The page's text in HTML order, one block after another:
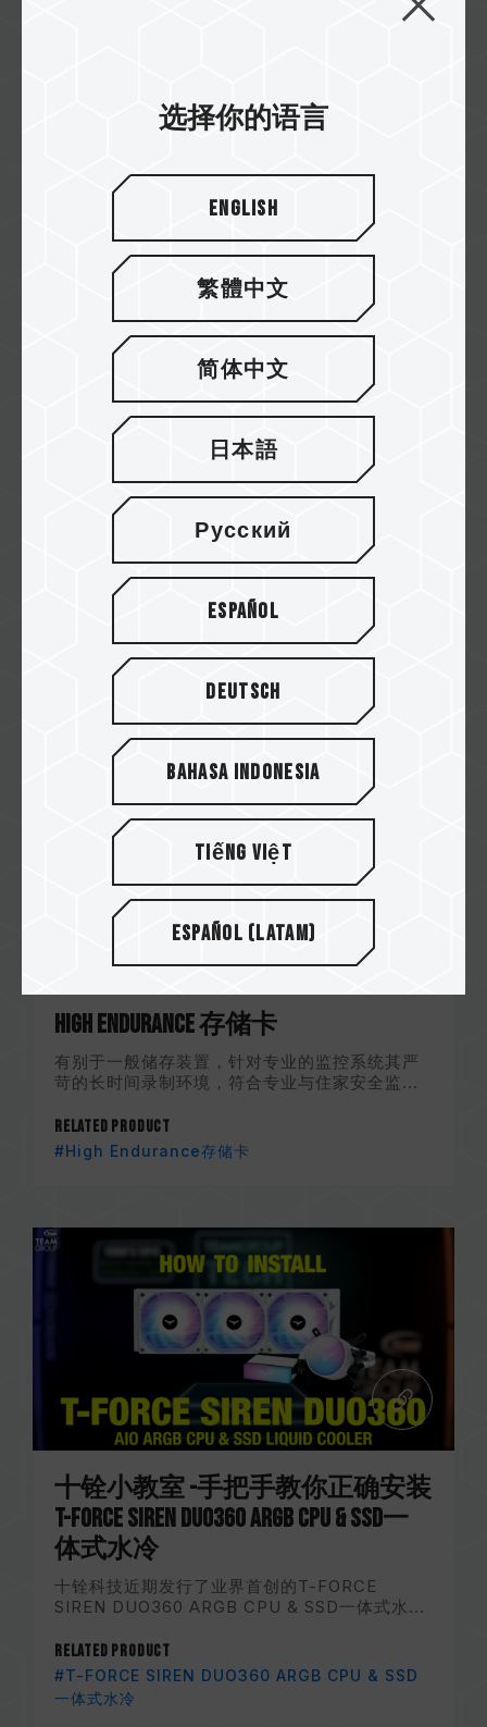
T-FORCE VULCAN SO-DIMM DDR5内存的频
率由5200 MHz起跳，相较最高频率只有 3200...
Related Product
#VULCAN SO-DIMM DDR5 笔记本内存
GO 4K Micro SDXC UHS-I 运动摄影存储
GO Card具备快速、高效能以及符合UHS Speed
Class 3 (U3)速度等级等特色，提供拍摄Full...
Related Product
#GO Micro SDXC UHS-I U3 V30 存储卡
High Endurance 存储卡
有别于一般储存装置，针对专业的监控系统其严
苛的长时间录制环境，符合专业与住家安全监...
Related Product
#High Endurance存储卡
十铨小教室 -手把手教你正确安装
T-FORCE SIREN DUO360 ARGB CPU & SSD一
体式水冷
十铨科技近期发行了业界首创的T-FORCE
SIREN DUO360 ARGB CPU & SSD一体式水...
Related Product
#T-FORCE SIREN DUO360 ARGB CPU & SSD
一体式水冷
选择你的语言
English
繁體中文
简体中文
日本語
Русский
Español
Deutsch
Bahasa Indonesia
Tiếng Việt
Español (Latam)